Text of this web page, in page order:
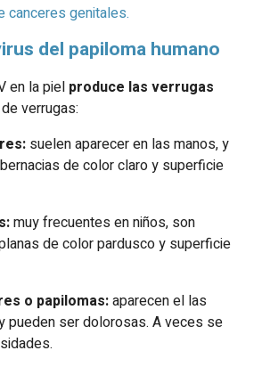
canceres genitales.
del papiloma humano
en la piel produce las verrugas
verrugas:
suelen aparecer en las manos, y
de color claro y superficie
muy frecuentes en niños, son
de color pardusco y superficie
o papilomas:aparecen el las
pueden ser dolorosas. A veces se